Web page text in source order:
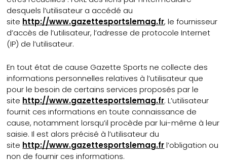
desquels l’utilisateur a accédé au
site http://www.gazettesportslemag.fr, le fournisseur
d’accès de l’utilisateur, l’adresse de protocole Internet
(IP) de l’utilisateur.
En tout état de cause Gazette Sports ne collecte des
informations personnelles relatives à l’utilisateur que
pour le besoin de certains services proposés par le
site http://www.gazettesportslemag.fr. L’utilisateur
fournit ces informations en toute connaissance de
cause, notamment lorsqu’il procède par lui-même à leur
saisie. Il est alors précisé à l’utilisateur du
site http://www.gazettesportslemag.frl’obligation ou
non de fournir ces informations.